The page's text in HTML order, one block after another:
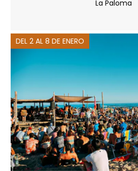
La Paloma
DEL 2 AL 8 DE ENERO